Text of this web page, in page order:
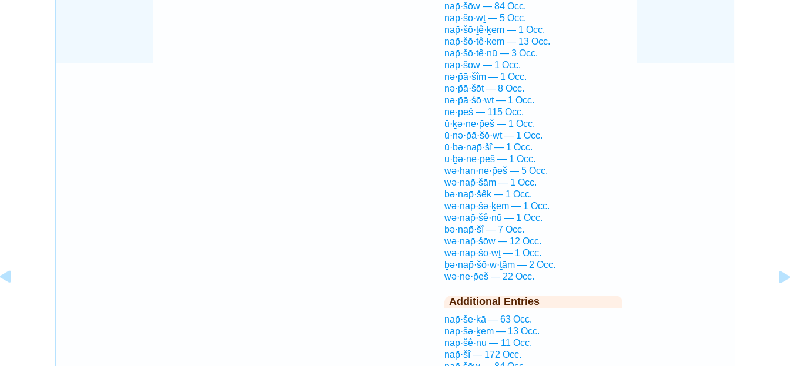
nap̄·šōw — 84 Occ.
nap̄·šō·wṯ — 5 Occ.
nap̄·šō·ṯê·ḵem — 1 Occ.
nap̄·šō·ṯê·ḵem — 13 Occ.
nap̄·šō·ṯê·nū — 3 Occ.
nap̄·šōw — 1 Occ.
nə·p̄ā·šîm — 1 Occ.
nə·p̄ā·šōṯ — 8 Occ.
nə·p̄ā·śō·wṯ — 1 Occ.
ne·p̄eš — 115 Occ.
ū·ḵə·ne·p̄eš — 1 Occ.
ū·nə·p̄ā·šō·wṯ — 1 Occ.
ū·ḇə·nap̄·šî — 1 Occ.
ū·ḇə·ne·p̄eš — 1 Occ.
wə·han·ne·p̄eš — 5 Occ.
wə·nap̄·šām — 1 Occ.
ḇə·nap̄·šêḵ — 1 Occ.
wə·nap̄·šə·ḵem — 1 Occ.
wə·nap̄·šê·nū — 1 Occ.
ḇə·nap̄·šî — 7 Occ.
wə·nap̄·šōw — 12 Occ.
wə·nap̄·šō·wṯ — 1 Occ.
ḇə·nap̄·šō·w·ṯām — 2 Occ.
wə·ne·p̄eš — 22 Occ.
Additional Entries
nap̄·še·ḵā — 63 Occ.
nap̄·šə·ḵem — 13 Occ.
nap̄·šê·nū — 11 Occ.
nap̄·šî — 172 Occ.